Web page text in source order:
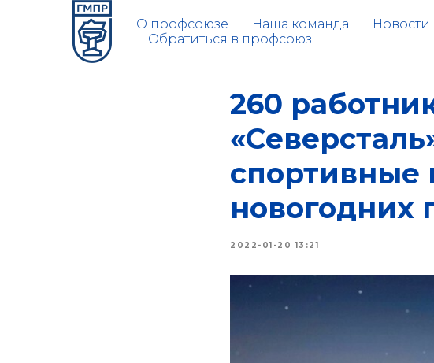
О профсоюзе Наша команда Новости
Обратиться в профсоюз
260
спортивные
новогодних
2022-01-20 13:21